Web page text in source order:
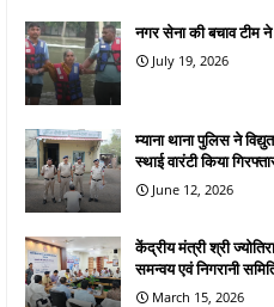
नगर सेना की बचाव टीम
July 19, 2026
म्याना थाना पुलिस ने
स्थाई वारंटी किया
June 12, 2026
केंद्रीय मंत्री श्री
समन्वय एवं निगरानी
March 15, 2026